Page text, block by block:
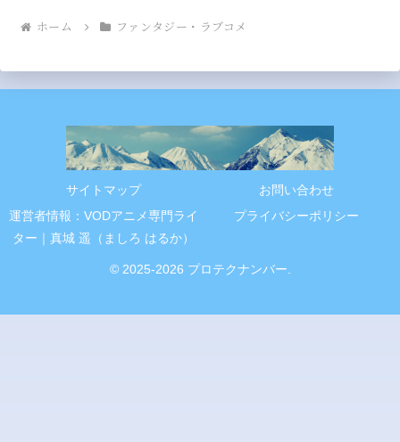
ホーム ファンタジー・ラブコメ
サイトマップ
お問い合わせ
運営者情報：VODアニメ専門ライ
ター｜真城 遥（ましろ はるか）
プライバシーポリシー
© 2025-2026 プロテクナンバー.